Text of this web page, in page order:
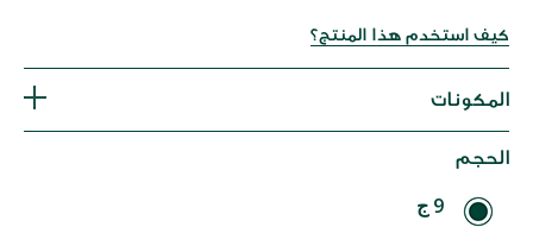
كيف استخدم هذا المنتج؟
المكونات
الحجم
9 ج